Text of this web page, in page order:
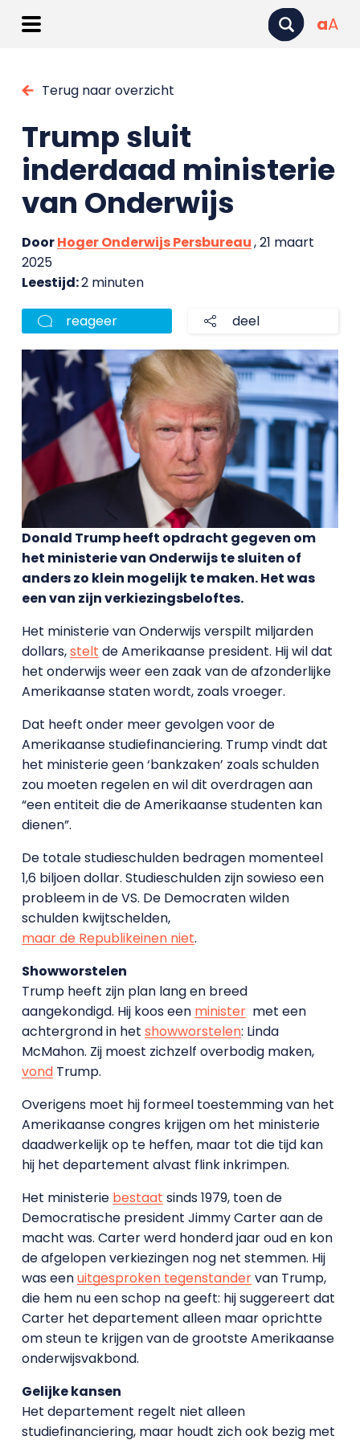
aA
Terug naar overzicht
Trump sluit
inderdaad ministerie
van Onderwijs
DoorHoger Onderwijs Persbureau, 21 maart
2025
Leestijd:2 minuten
reageer deel
Donald Trump heeft opdracht gegeven om
het ministerie van Onderwijs te sluiten of
anders zo klein mogelijk te maken. Het was
een van zijn verkiezingsbeloftes.
Het ministerie van Onderwijs verspilt miljarden
dollars,stelt de Amerikaanse president. Hij wil dat
het onderwijs weer een zaak van de afzonderlijke
Amerikaanse staten wordt, zoals vroeger.
Dat heeft onder meer gevolgen voor de
Amerikaanse studiefinanciering. Trump vindt dat
het ministerie geen ‘bankzaken’ zoals schulden
zou moeten regelen en wil dit overdragen aan
“een entiteit die de Amerikaanse studenten kan
dienen”.
De totale studieschulden bedragen momenteel
1,6 biljoen dollar. Studieschulden zijn sowieso een
probleem in de VS. De Democraten wilden
schulden kwijtschelden,
maar de Republikeinen niet.
Showworstelen
Trump heeft zijn plan lang en breed
aangekondigd. Hij koos een ministermet een
achtergrond in het showworstelen: Linda
McMahon. Zij moest zichzelf overbodig maken,
vondTrump.
Overigens moet hij formeel toestemming van het
Amerikaanse congres krijgen om het ministerie
daadwerkelijk op te heffen, maar tot die tijd kan
hij het departement alvast flink inkrimpen.
Het ministerie bestaat sinds 1979, toen de
Democratische president Jimmy Carter aan de
macht was. Carter werd honderd jaar oud en kon
de afgelopen verkiezingen nog net stemmen. Hij
was eenuitgesproken tegenstandervan Trump,
die hem nu een schop na geeft: hij suggereert dat
Carter het departement alleen maar oprichtte
om steun te krijgen van de grootste Amerikaanse
onderwijsvakbond.
Gelijke kansen
Het departement regelt niet alleen
studiefinanciering, maar houdt zich ook bezig met